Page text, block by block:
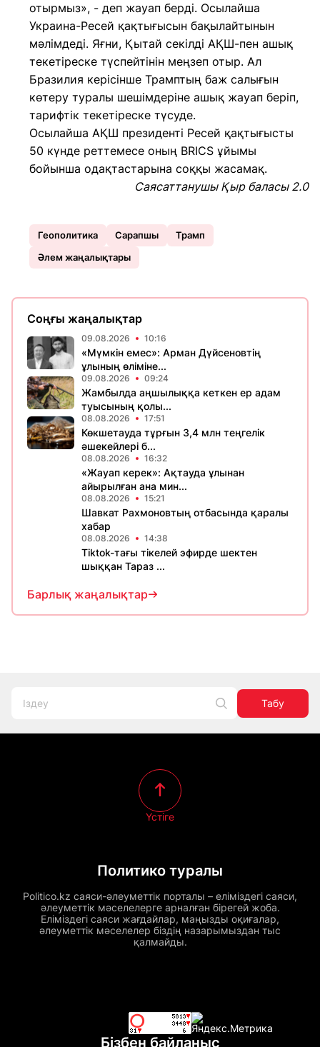
отырмыз», - деп жауап берді. Осылайша
Украина-Ресей қақтығысын бақылайтынын
мәлімдеді. Яғни, Қытай секілді АҚШ-пен ашық
текетіреске түспейтінін меңзеп отыр. Ал
Бразилия керісінше Трамптың баж салығын
көтеру туралы шешімдеріне ашық жауап беріп,
тарифтік текетіреске түсуде.
Осылайша АҚШ президенті Ресей қақтығысты
50 күнде реттемесе оның BRICS ұйымы
бойынша одақтастарына соққы жасамақ.
Саясаттанушы Қыр баласы 2.0
Геополитика Сарапшы
Трамп
Әлем жаңалықтары
Соңғы жаңалықтар
09.08.2026 10:16
«Мүмкін емес»: Арман Дүйсеновтің
ұлының өліміне...
09.08.2026 09:24
Жамбылда аңшылыққа кеткен ер адам
туысының қолы...
08.08.2026 17:51
Көкшетауда тұрғын 3,4 млн теңгелік
әшекейлері б...
08.08.2026 16:32
«Жауап керек»: Ақтауда ұлынан
айырылған ана мин...
08.08.2026 15:21
Шавкат Рахмоновтың отбасында қаралы
хабар
08.08.2026 14:38
Tiktok-тағы тікелей эфирде шектен
шыққан Тараз ...
Барлық жаңалықтар
Табу
Политико туралы
Politico.kz саяси-әлеуметтік порталы – еліміздегі саяси,
әлеуметтік мәселелерге арналған бірегей жоба.
Еліміздегі саяси жағдайлар, маңызды оқиғалар,
әлеуметтік мәселелер біздің назарымыздан тыс
қалмайды.
Үстіге
Бізбен байланыс